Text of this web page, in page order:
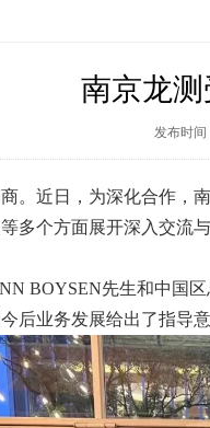
南京龙测
发布时
。近日，为深化合作，
多个方面展开深入交流与
BOYSEN先生和中国
后业务发展给出了指导